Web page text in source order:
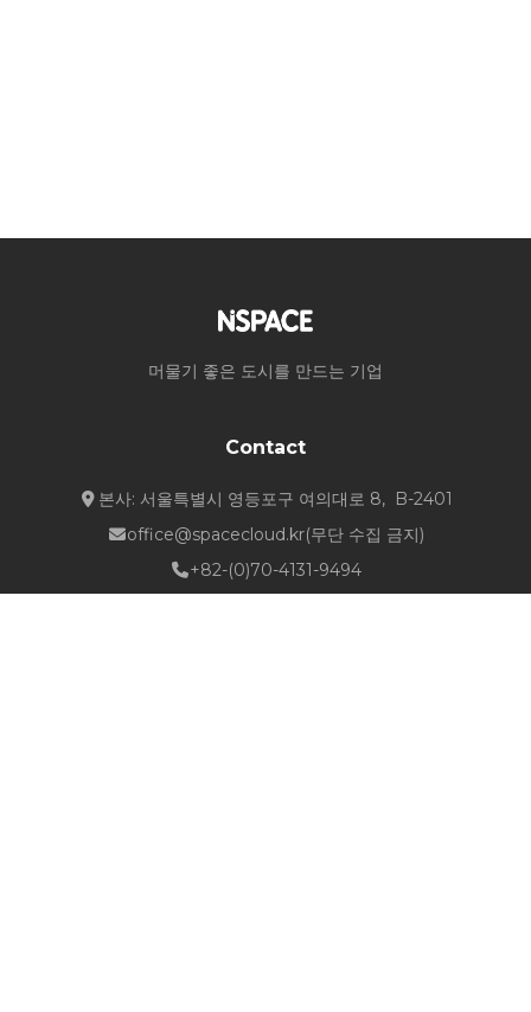
머물기 좋은 도시를 만드는 기업
Contact
본사: 서울특별시 영등포구 여의대로 8, B-2401
office@spacecloud.kr(무단 수집 금지)
+82-(0)70-4131-9494